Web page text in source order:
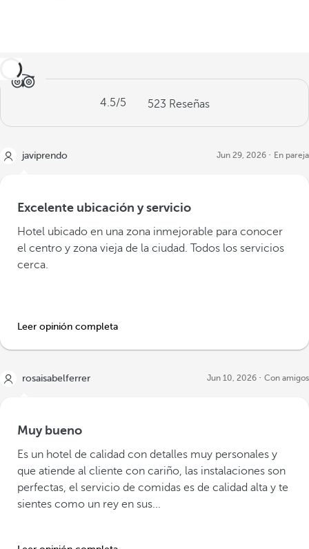
4.5/5 523 Reseñas
javiprendo Jun 29, 2026 En pareja
Excelente ubicación y servicio
Hotel ubicado en una zona inmejorable para conocer
el centro y zona vieja de la ciudad. Todos los servicios
cerca.
Leer opinión completa
rosaisabelferrer Jun 10, 2026 Con amigos
Muy bueno
Es un hotel de calidad con detalles muy personales y
que atiende al cliente con cariño, las instalaciones son
perfectas, el servicio de comidas es de calidad alta y te
sientes como un rey en sus...